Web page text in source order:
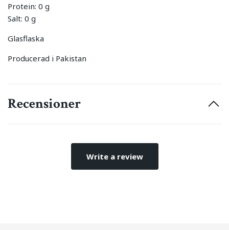
Protein: 0 g
Salt: 0 g
Glasflaska
Producerad i Pakistan
Recensioner
Write a review